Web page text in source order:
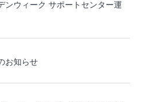
ンウィーク サポートセンター運
お知らせ